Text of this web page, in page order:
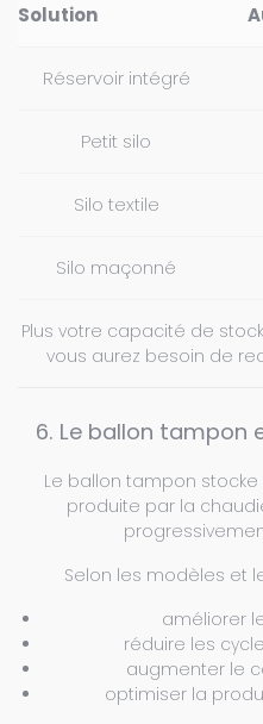
Solution
Réservoir intégré
Petit silo
Silo textile
Silo maçonné
Plus votre capacité de
vous aurez besoin de
6. Le ballon tampon
Le ballon tampon
produite par la
Selon les modèles et
améliorer
réduire les
augmenter le
optimiser la